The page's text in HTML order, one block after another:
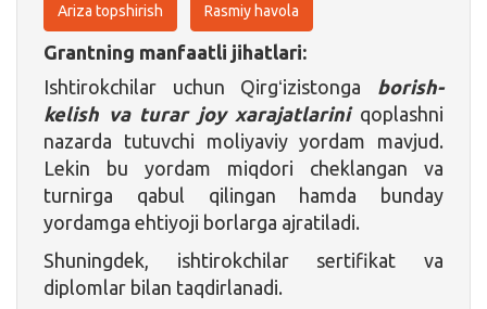
Ariza topshirish Rasmiy havola
Grantning manfaatli jihatlari:
Ishtirokchilar uchun Qirgʻizistonga borish-
kelish va turar joy xarajatlariniqoplashni
nazarda tutuvchi moliyaviy yordam mavjud.
Lekin bu yordam miqdori cheklangan va
turnirga qabul qilingan hamda bunday
yordamga ehtiyoji borlarga ajratiladi.
Shuningdek, ishtirokchilar sertifikat va
diplomlar bilan taqdirlanadi.